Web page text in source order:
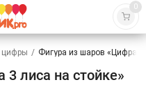
0
цифры / Фигура из шаров «Цифра 3
лиса на стойке»